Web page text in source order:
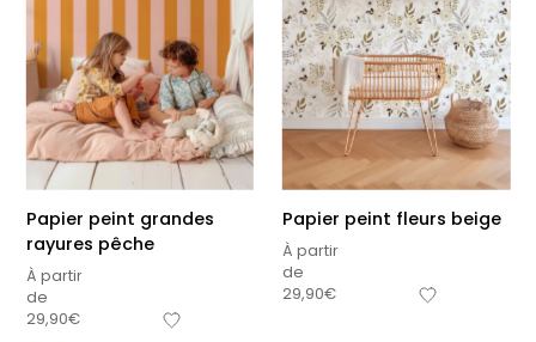
Papier peint grandes
rayures pêche
À partir
de
29,90€
Papier peint fleurs beige
À partir
de
29,90€